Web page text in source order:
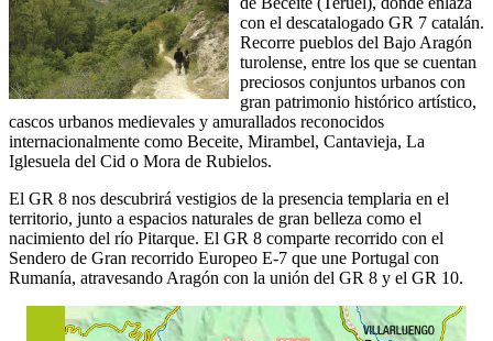
con el descatalogado GR 7 catalán.
Recorre pueblos del Bajo Aragón
turolense, entre los que se cuentan
preciosos conjuntos urbanos con
gran patrimonio histórico artístico,
cascos urbanos medievales y amurallados reconocidos
internacionalmente como Beceite, Mirambel, Cantavieja, La
Iglesuela del Cid o Mora de Rubielos.
El GR 8 nos descubrirá vestigios de la presencia templaria en el
territorio, junto a espacios naturales de gran belleza como el
nacimiento del río Pitarque. El GR 8 comparte recorrido con el
Sendero de Gran recorrido Europeo E-7 que une Portugal con
Rumanía, atravesando Aragón con la unión del GR 8 y el GR 10.